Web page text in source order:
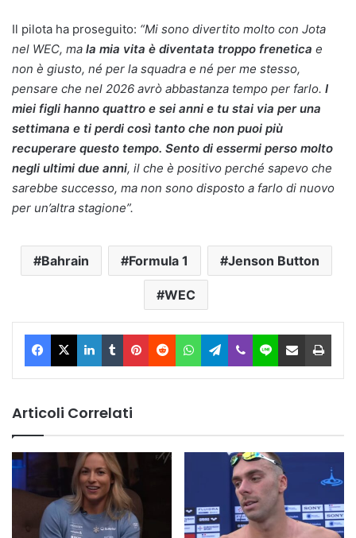
Il pilota ha proseguito: “Mi sono divertito molto con Jota
nel WEC, ma la mia vita è diventata troppo frenetica e
non è giusto, né per la squadra e né per me stesso,
pensare che nel 2026 avrò abbastanza tempo per farlo. I
miei figli hanno quattro e sei anni e tu stai via per una
settimana e ti perdi così tanto che non puoi più
recuperare questo tempo. Sento di essermi perso molto
negli ultimi due anni, il che è positivo perché sapevo che
sarebbe successo, ma non sono disposto a farlo di nuovo
per un’altra stagione”.
Bahrain Formula 1 Jenson Button
WEC
Facebook
X LinkedIn
TumblrPinterest
RedditWhatsAppTelegram
ViberLine Condividi via Email
Articoli Correlati